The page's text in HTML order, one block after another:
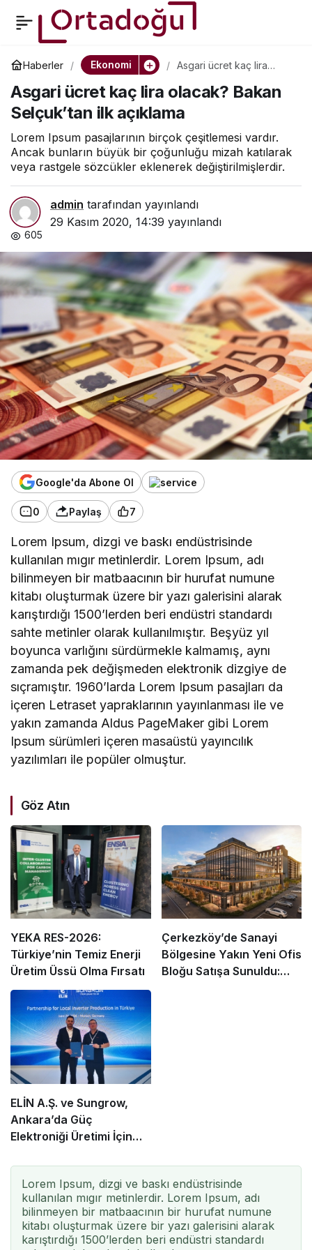
Haberler Ekonomi
Asgari ücret kaç lira
ilk açıklama
Asgari ücret kaç lira olacak? Bakan
Selçuk’tan ilk açıklama
Lorem Ipsum pasajlarının birçok çeşitlemesi vardır.
Ancak bunların büyük bir çoğunluğu mizah katılarak
veya rastgele sözcükler eklenerek değiştirilmişlerdir.
admin tarafından yayınlandı
29 Kasım 2020, 14:39 yayınlandı
605
Google'da Abone Ol
0 Paylaş 7
Lorem Ipsum, dizgi ve baskı endüstrisinde
kullanılan mıgır metinlerdir. Lorem Ipsum, adı
bilinmeyen bir matbaacının bir hurufat numune
kitabı oluşturmak üzere bir yazı galerisini alarak
karıştırdığı 1500’lerden beri endüstri standardı
sahte metinler olarak kullanılmıştır. Beşyüz yıl
boyunca varlığını sürdürmekle kalmamış, aynı
zamanda pek değişmeden elektronik dizgiye de
sıçramıştır. 1960’larda Lorem Ipsum pasajları da
içeren Letraset yapraklarının yayınlanması ile ve
yakın zamanda Aldus PageMaker gibi Lorem
Ipsum sürümleri içeren masaüstü yayıncılık
yazılımları ile popüler olmuştur.
Göz Atın
YEKA RES-2026:
Türkiye’nin Temiz Enerji
Üretim Üssü Olma Fırsatı
Çerkezköy’de Sanayi
Bölgesine Yakın Yeni Ofis
Bloğu Satışa Sunuldu:
ELİN A.Ş. ve Sungrow,
Ankara’da Güç
Elektroniği Üretimi İçin
Lorem Ipsum, dizgi ve baskı endüstrisinde
kullanılan mıgır metinlerdir. Lorem Ipsum, adı
bilinmeyen bir matbaacının bir hurufat numune
kitabı oluşturmak üzere bir yazı galerisini alarak
karıştırdığı 1500’lerden beri endüstri standardı
Fransa Brexit
anlaşmasını veto
edebilir